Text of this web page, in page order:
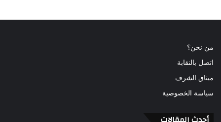
من نحن؟
اتصل بالنقابة
ميثاق الشرف
سياسة الخصوصية